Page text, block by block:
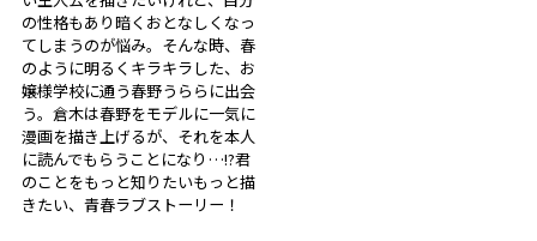
の性格もあり暗くおとなしくなっ
てしまうのが悩み。そんな時、春
のように明るくキラキラした、お
嬢様学校に通う春野うららに出会
う――。倉木は春野をモデルに一気に
漫画を描き上げるが、それを本人
に読んでもらうことになり…!?君
のことをもっと知りたいもっと描
きたい、青春ラブストーリー！